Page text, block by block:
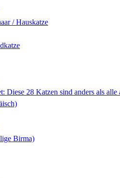
/ Hauskatze
Diese 28 Katzen sind anders als alle
Birma)